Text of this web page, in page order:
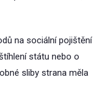
na sociální pojištění
státu nebo o
sliby strana měla